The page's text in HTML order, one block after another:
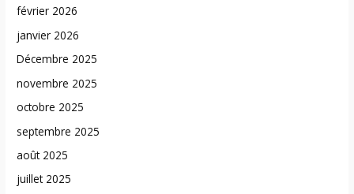
février 2026
janvier 2026
Décembre 2025
novembre 2025
octobre 2025
septembre 2025
août 2025
juillet 2025